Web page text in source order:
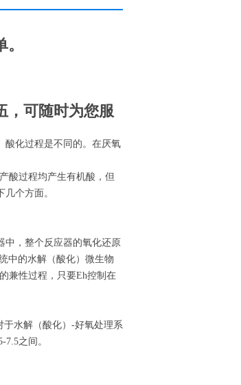
，可随时为您服
酸化过程是不同的。在厌氧
酸过程均产生有机酸，但
个方面。
中，整个反应器的氧化还原
中的水解（酸化）微生物
兼性过程，只要Eh控制在
于水解（酸化）-好氧处理系
之间。